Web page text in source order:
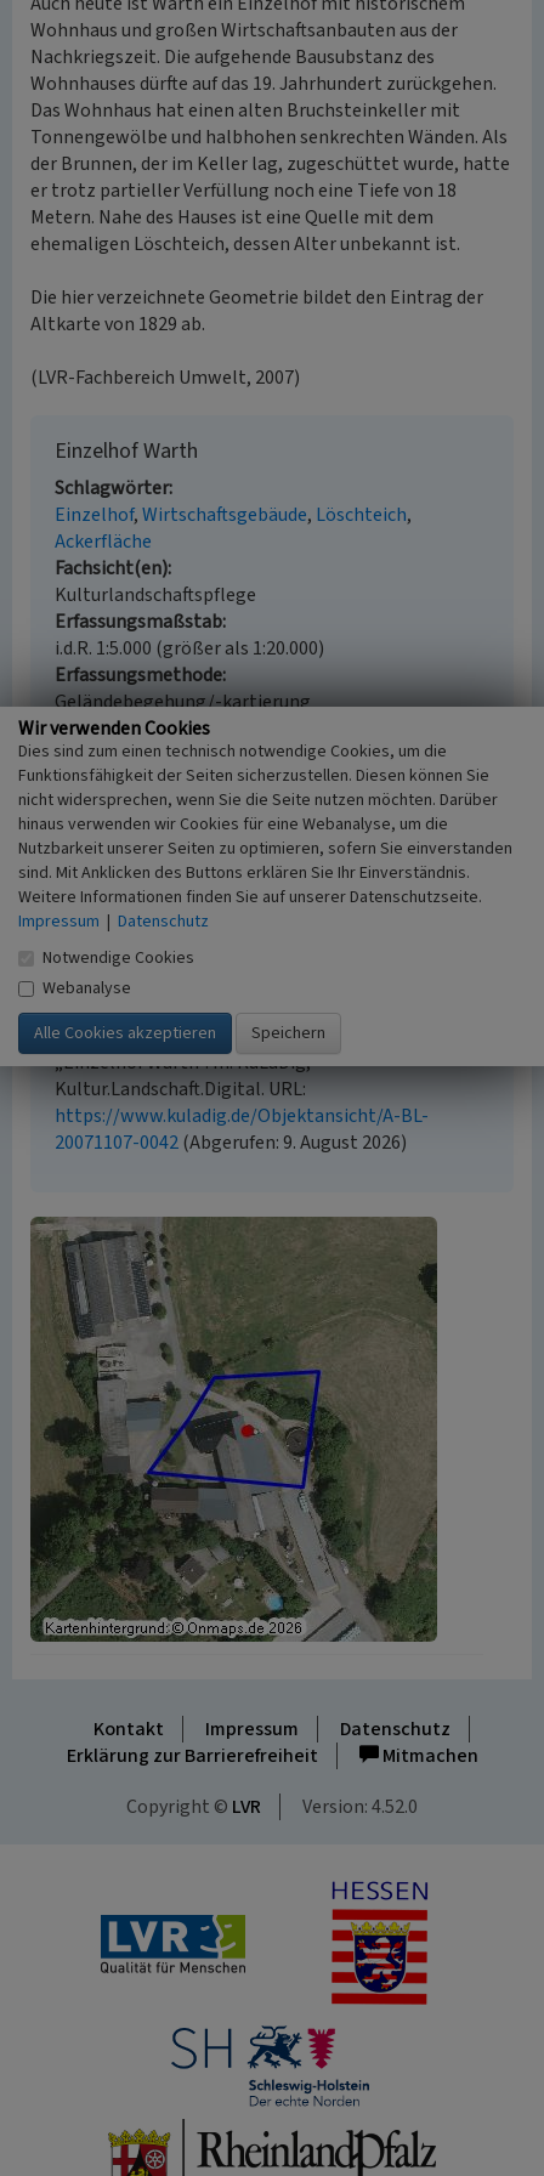
Wohnhaus und großen Wirtschaftsanbauten aus der
Nachkriegszeit. Die aufgehende Bausubstanz des
Wohnhauses dürfte auf das 19. Jahrhundert zurückgehen.
Das Wohnhaus hat einen alten Bruchsteinkeller mit
Tonnengewölbe und halbhohen senkrechten Wänden. Als
der Brunnen, der im Keller lag, zugeschüttet wurde, hatte
er trotz partieller Verfüllung noch eine Tiefe von 18
Metern. Nahe des Hauses ist eine Quelle mit dem
ehemaligen Löschteich, dessen Alter unbekannt ist.
Die hier verzeichnete Geometrie bildet den Eintrag der
Altkarte von 1829 ab.
(LVR-Fachbereich Umwelt, 2007)
Einzelhof Warth
Schlagwörter
Einzelhof Wirtschaftsgebäude Löschteich
Ackerfläche
Fachsicht(en)
Kulturlandschaftspflege
Erfassungsmaßstab
i.d.R. 1:5.000 (größer als 1:20.000)
Erfassungsmethode
Geländebegehung/-kartierung
Historischer Zeitraum
Beginn 1300 bis 1600
Empfohlene Zitierweise
Urheberrechtlicher Hinweis
Der hier präsentierte Inhalt ist urheberrechtlich
geschützt. Die angezeigten Medien unterliegen
möglicherweise zusätzlichen urheberrechtlichen
Bedingungen, die an diesen ausgewiesen sind.
Empfohlene Zitierweise
„Einzelhof Warth”. In: KuLaDig,
Kultur.Landschaft.Digital. URL:
https://www.kuladig.de/Objektansicht/A-BL-
20071107-0042(Abgerufen: 9. August 2026)
Kontakt Impressum
Datenschutz
Erklärung zur Barrierefreiheit
Mitmachen
Copyright © LVR Version: 4.52.0
Wir verwenden Cookies
Dies sind zum einen technisch notwendige Cookies, um die
Funktionsfähigkeit der Seiten sicherzustellen. Diesen können Sie
nicht widersprechen, wenn Sie die Seite nutzen möchten. Darüber
hinaus verwenden wir Cookies für eine Webanalyse, um die
Nutzbarkeit unserer Seiten zu optimieren, sofern Sie einverstanden
sind. Mit Anklicken des Buttons erklären Sie Ihr Einverständnis.
Weitere Informationen finden Sie auf unserer Datenschutzseite.
Impressum | Datenschutz
Notwendige Cookies
Webanalyse